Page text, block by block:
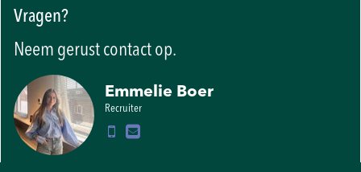
Vragen?
Neem gerust contact op.
Emmelie Boer
Recruiter